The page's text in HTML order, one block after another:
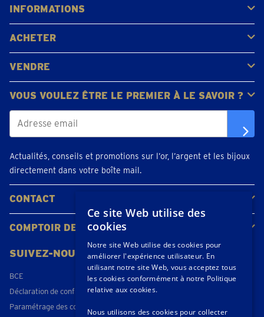
INFORMATIONS
FAQ
Avis clients
ACHETER
Acheter de l'or
Acheter des pièces
Acheter de l'argent
VENDRE
Bijoux en or
Pièces d'or
Lingots d'or
VOUS VOULEZ ÊTRE LE PREMIER À LE SAVOIR ?
Actualités, conseils et promotions sur l’or, l’argent et les bijoux
directement dans votre boîte mail.
CONTACT
Contacter
Planifiez votre rendez-vous
Emplacements
COMPTOIR DE L'OR
SUIVEZ-NOUS
BCE
Déclaration de confidentialité
Paramétrage des cookies
Ce site Web utilise des
cookies
Notre site Web utilise des cookies pour
améliorer l'expérience utilisateur. En
utilisant notre site Web, vous acceptez tous
les cookies conformément à notre Politique
relative aux cookies.
Nous utilisons des cookies pour collecter